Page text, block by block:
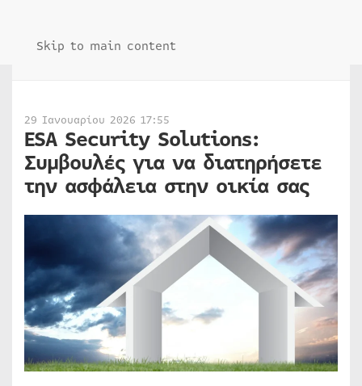
Skip to main content
29 Ιανουαρίου 2026 17:55
ESA Security Solutions:
Συμβουλές για να διατηρήσετε
την ασφάλεια στην οικία σας